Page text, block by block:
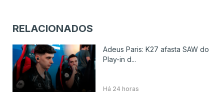
RELACIONADOS
Adeus Paris: K27 afasta SAW do
Play-in d...
Há 24 horas